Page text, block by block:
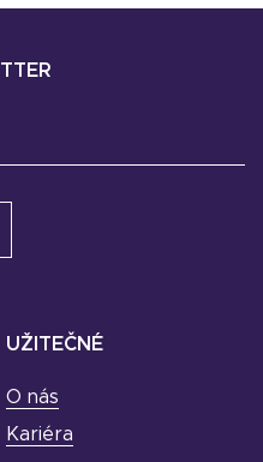
UŽITEČNÉ
O nás
Kariéra